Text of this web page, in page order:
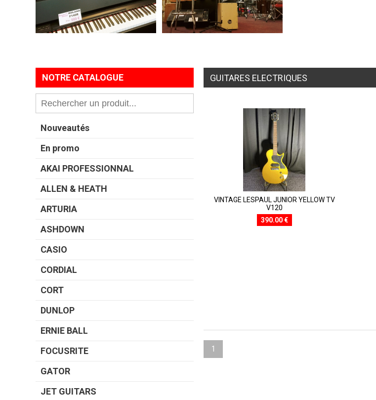
NOTRE CATALOGUE
Nouveautés
En promo
AKAI PROFESSIONNAL
ALLEN & HEATH
ARTURIA
ASHDOWN
CASIO
CORDIAL
CORT
DUNLOP
ERNIE BALL
FOCUSRITE
GATOR
JET GUITARS
GUITARES ELECTRIQUES
VINTAGE LESPAUL JUNIOR YELLOW TV
V120
390.00 €
1